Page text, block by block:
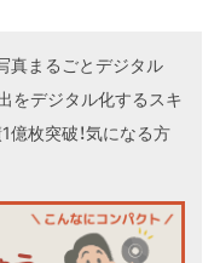
真まるごとデジタル
をデジタル化するスキ
億枚突破！気になる方